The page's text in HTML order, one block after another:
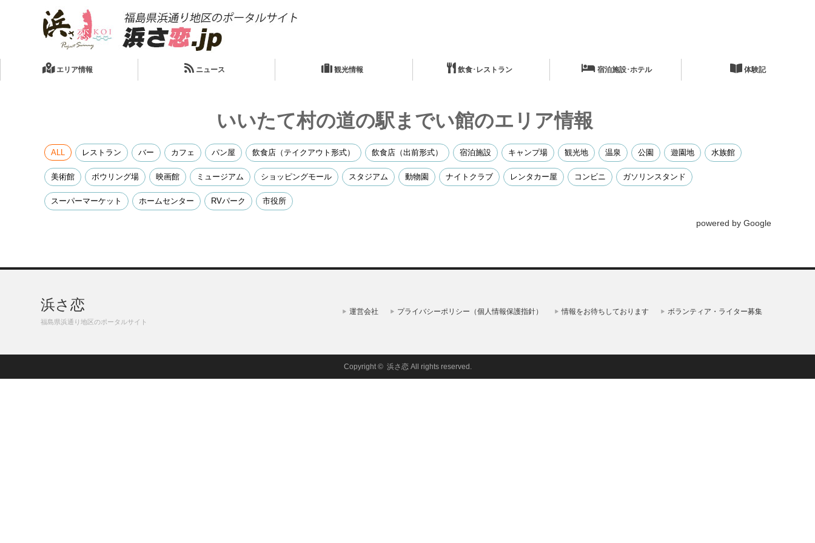
エリア情報 ニュース 観光情報 飲食･レストラン 宿泊施設･ホテル 体験記
いいたて村の道の駅までい館のエリア情報
ALL レストラン バー カフェ パン屋 飲食店（テイクアウト形式） 飲食店（出前形式） 宿泊施設 キャンプ場 観光地 温泉 公園 遊園地 水族館
美術館 ボウリング場 映画館 ミュージアム ショッピングモール スタジアム 動物園 ナイトクラブ レンタカー屋 コンビニ ガソリンスタンド
スーパーマーケット ホームセンター RVパーク 市役所
powered by Google
浜さ恋
福島県浜通り地区のポータルサイト
運営会社 プライバシーポリシー（個人情報保護指針） 情報をお待ちしております ボランティア・ライター募集
Copyright © 浜さ恋All rights reserved.